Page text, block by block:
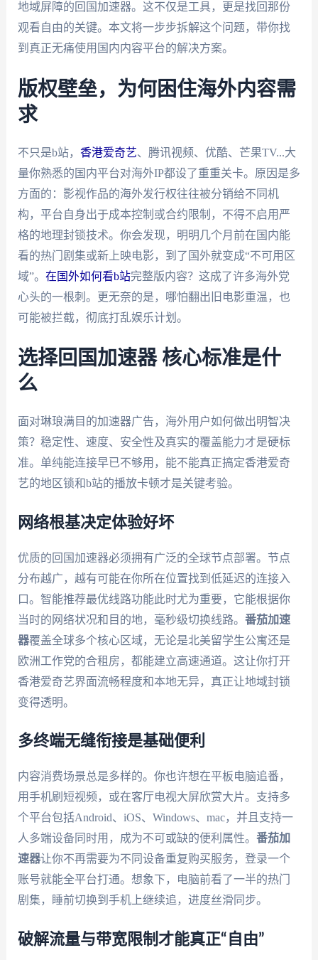
地域屏障的回国加速器。这不仅是工具，更是找回那份
观看自由的关键。本文将一步步拆解这个问题，带你找
到真正无痛使用国内内容平台的解决方案。
版权壁垒，为何困住海外内容需
求
不只是b站， 香港爱奇艺、腾讯视频、优酷、芒果TV...大
量你熟悉的国内平台对海外IP都设了重重关卡。原因是多
方面的：影视作品的海外发行权往往被分销给不同机
构，平台自身出于成本控制或合约限制，不得不启用严
格的地理封锁技术。你会发现，明明几个月前在国内能
看的热门剧集或新上映电影，到了国外就变成“不可用区
域”。 在国外如何看b站完整版内容？这成了许多海外党
心头的一根刺。更无奈的是，哪怕翻出旧电影重温，也
可能被拦截，彻底打乱娱乐计划。
选择回国加速器 核心标准是什
么
面对琳琅满目的加速器广告，海外用户如何做出明智决
策？稳定性、速度、安全性及真实的覆盖能力才是硬标
准。单纯能连接早已不够用，能不能真正搞定香港爱奇
艺的地区锁和b站的播放卡顿才是关键考验。
网络根基决定体验好坏
优质的回国加速器必须拥有广泛的全球节点部署。节点
分布越广，越有可能在你所在位置找到低延迟的连接入
口。智能推荐最优线路功能此时尤为重要，它能根据你
当时的网络状况和目的地，毫秒级切换线路。 番茄加速
器覆盖全球多个核心区域，无论是北美留学生公寓还是
欧洲工作党的合租房，都能建立高速通道。这让你打开
香港爱奇艺界面流畅程度和本地无异，真正让地域封锁
变得透明。
多终端无缝衔接是基础便利
内容消费场景总是多样的。你也许想在平板电脑追番，
用手机刷短视频，或在客厅电视大屏欣赏大片。支持多
个平台包括Android、iOS、Windows、mac，并且支持一
人多端设备同时用，成为不可或缺的便利属性。 番茄加
速器让你不再需要为不同设备重复购买服务，登录一个
账号就能全平台打通。想象下，电脑前看了一半的热门
剧集，睡前切换到手机上继续追，进度丝滑同步。
破解流量与带宽限制才能真正“自由”